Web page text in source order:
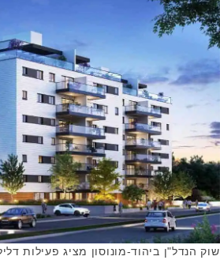
שוק הנדל"ן ביהוד-מונוסון מציג פעילות